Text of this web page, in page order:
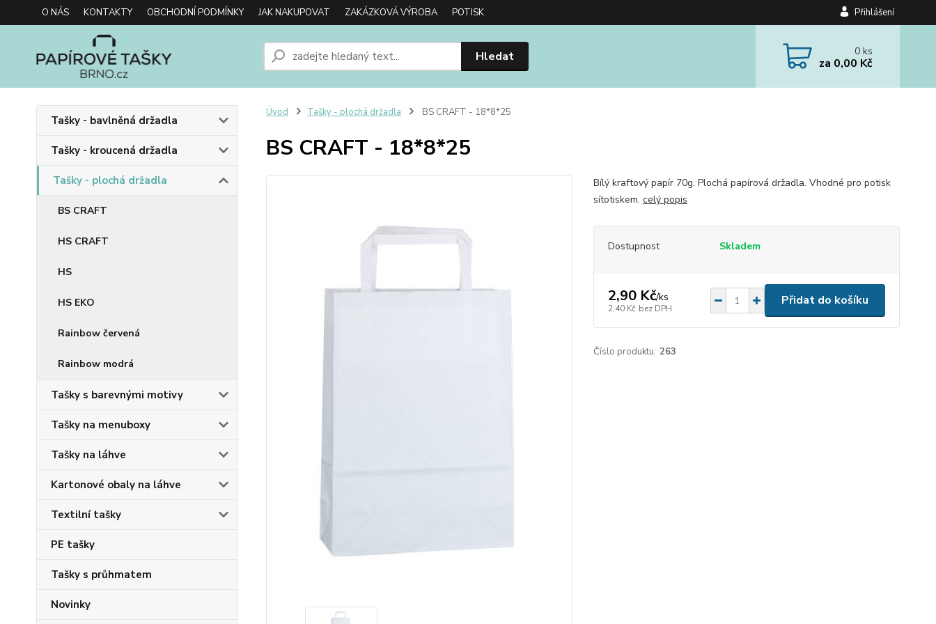
O NÁS KONTAKTY OBCHODNÍ PODMÍNKY JAK NAKUPOVAT ZAKÁZKOVÁ VÝROBA POTISK Přihlášení
Hledat 0ks
za 0,00 Kč
Tašky - bavlněná držadla
Tašky - kroucená držadla
Tašky - plochá držadla
BS CRAFT
HS CRAFT
HS
HS EKO
Rainbow červená
Rainbow modrá
Tašky s barevnými motivy
Tašky na menuboxy
Tašky na láhve
Kartonové obaly na láhve
Textilní tašky
PE tašky
Tašky s průhmatem
Novinky
Úvod Tašky - plochá držadla BS CRAFT - 18*8*25
BS CRAFT - 18*8*25
Bílý kraftový papír 70g. Plochá papírová držadla. Vhodné pro potisk
sítotiskem. celý popis
Dostupnost Skladem
2,90 Kč/ks
2,40 Kč bez DPH
Přidat do košíku
Číslo produktu: 263